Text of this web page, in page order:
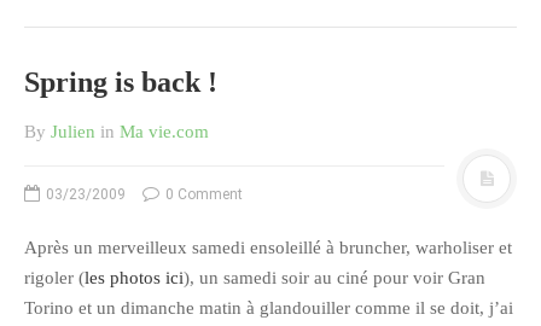
Spring is back !
By Julien in Ma vie.com
03/23/2009 0 Comment
Après un merveilleux samedi ensoleillé à bruncher, warholiser et
rigoler (les photos ici), un samedi soir au ciné pour voir Gran
Torino et un dimanche matin à glandouiller comme il se doit, j’ai